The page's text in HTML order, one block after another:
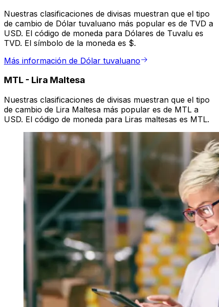
Nuestras clasificaciones de divisas muestran que el tipo
de cambio de Dólar tuvaluano más popular es de TVD a
USD. El código de moneda para Dólares de Tuvalu es
TVD. El símbolo de la moneda es $.
Más información de Dólar tuvaluano
MTL - Lira Maltesa
Nuestras clasificaciones de divisas muestran que el tipo
de cambio de Lira Maltesa más popular es de MTL a
USD. El código de moneda para Liras maltesas es MTL.